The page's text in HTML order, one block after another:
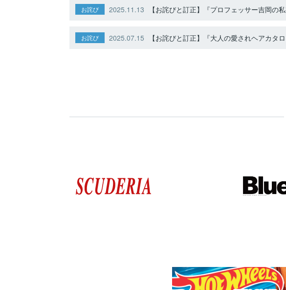
お詫び 2025.11.13 【お詫びと訂正】『プロフェッサー吉岡の
お詫び 2025.07.15 【お詫びと訂正】『大人の愛されヘアカタロ